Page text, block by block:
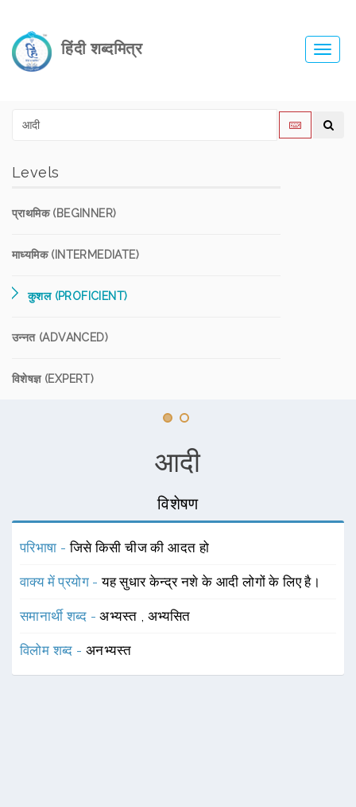
हिंदी शब्दमित्र
Levels
प्राथमिक (BEGINNER)
माध्यमिक (INTERMEDIATE)
कुशल (PROFICIENT)
उन्नत (ADVANCED)
विशेषज्ञ (EXPERT)
आदी
विशेषण
परिभाषा -जिसे किसी चीज की आदत हो
वाक्य में प्रयोग -यह सुधार केन्द्र नशे के आदी लोगों के लिए है।
समानार्थी शब्द -अभ्यस्त , अभ्यसित
विलोम शब्द - अनभ्यस्त